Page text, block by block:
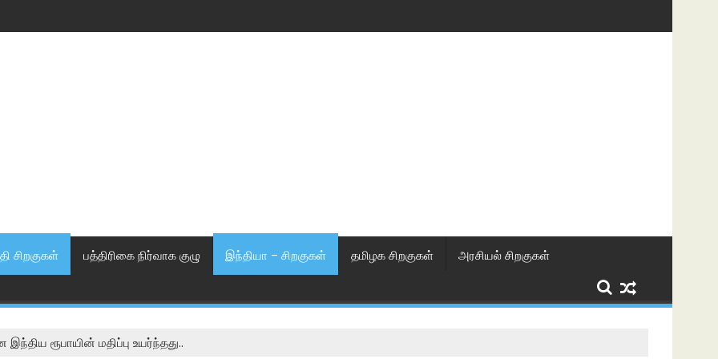
சிறகுகள் பத்திரிகை நிர்வாக குழு இந்தியா – சிறகுகள் தமிழக சிறகுகள் அரசியல் சிறகுகள்
ரூபாயின் மதிப்பு உயர்ந்தது..